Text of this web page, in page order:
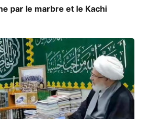
par le marbre et le Kachi